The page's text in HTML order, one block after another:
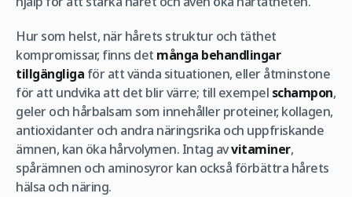
Hur som helst, när hårets struktur och täthet
kompromissar, finns det många behandlingar
tillgängliga för att vända situationen, eller åtminstone
för att undvika att det blir värre; till exempel schampon,
geler och hårbalsam som innehåller proteiner, kollagen,
antioxidanter och andra näringsrika och uppfriskande
ämnen, kan öka hårvolymen. Intag avvitaminer,
spårämnen och aminosyror kan också förbättra hårets
hälsa och näring.